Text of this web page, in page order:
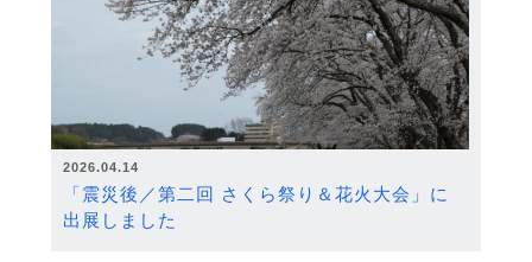
2026.04.14
「震災後／第二回 さくら祭り＆花火大会」に
出展しました